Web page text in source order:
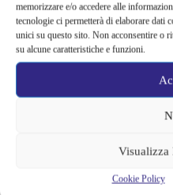
memorizzare e/o accedere alle
tecnologie ci permetterà di elaborare dati
unici su questo sito. Non acconsentire o
su alcune caratteristiche e funzioni.
Visualizza
Cookie Policy